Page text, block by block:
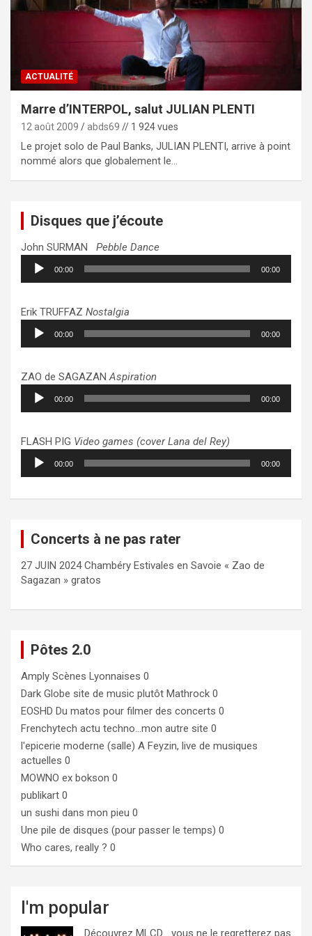
ACTUALITÉ
Marre d’INTERPOL, salut JULIAN PLENTI
12 août 2009 abds69 // 1 924 vues
Le projet solo de Paul Banks, JULIAN PLENTI, arrive à point
nommé alors que globalement le…
Disques que j’écoute
John SURMAN Pebble Dance
Lecteur
audio
00:00 00:00
Erik TRUFFAZ Nostalgia
Lecteur
audio
00:00 00:00
ZAO de SAGAZANAspiration
Lecteur
audio
00:00 00:00
FLASH PIG Video games (cover Lana del Rey)
Lecteur
audio
00:00 00:00
Concerts à ne pas rater
27 JUIN 2024 Chambéry Estivales en Savoie « Zao de
Sagazan » gratos
Pôtes 2.0
Amply Scènes Lyonnaises 0
Dark Globe site de music plutôt Mathrock 0
EOSHD Du matos pour filmer des concerts 0
Frenchytech actu techno…mon autre site 0
l'epicerie moderne (salle) A Feyzin, live de musiques
actuelles 0
MOWNO ex bokson 0
publikart 0
un sushi dans mon pieu 0
Une pile de disques (pour passer le temps) 0
Who cares, really ? 0
I'm popular
Découvrez MLCD… vous ne le regretterez pas